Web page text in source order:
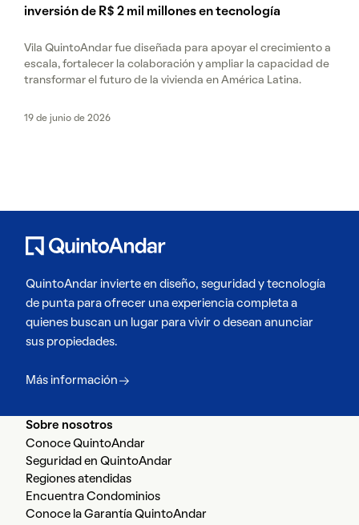
inversión de R$ 2 mil millones en tecnología
Vila QuintoAndar fue diseñada para apoyar el crecimiento a
escala, fortalecer la colaboración y ampliar la capacidad de
transformar el futuro de la vivienda en América Latina.
19 de junio de 2026
Sobre nosotros
Conoce QuintoAndar
Seguridad en QuintoAndar
Regiones atendidas
Encuentra Condominios
Conoce la Garantía QuintoAndar
QuintoAndar invierte en diseño, seguridad y tecnología
de punta para ofrecer una experiencia completa a
quienes buscan un lugar para vivir o desean anunciar
sus propiedades.
Más información